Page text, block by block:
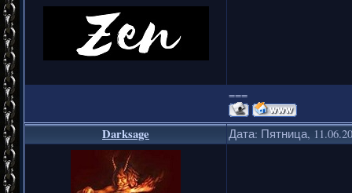
===
Darksage Дата: Пятница,